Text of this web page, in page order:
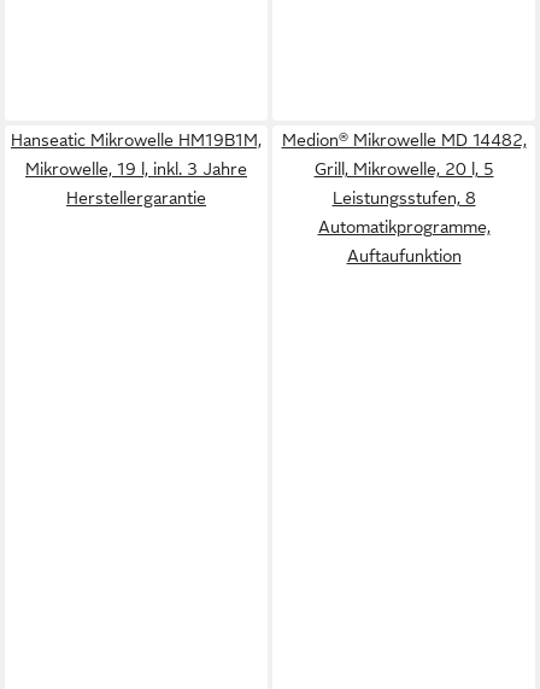
Hanseatic Mikrowelle HM19B1M,
Mikrowelle, 19 l, inkl. 3 Jahre
Herstellergarantie
Medion® Mikrowelle MD 14482,
Grill, Mikrowelle, 20 l, 5
Leistungsstufen, 8
Automatikprogramme,
Auftaufunktion